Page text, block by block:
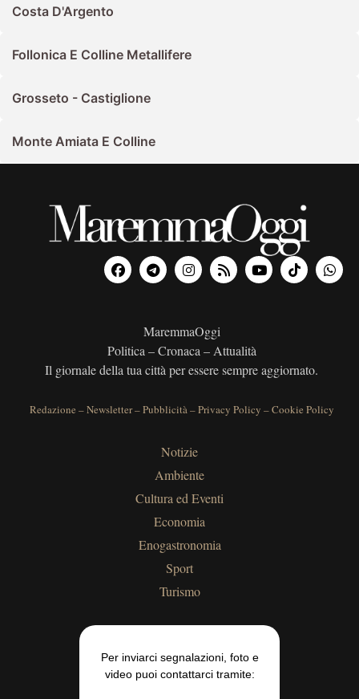
Costa D'Argento
Follonica E Colline Metallifere
Grosseto - Castiglione
Monte Amiata E Colline
MaremmaOggi
Politica – Cronaca – Attualità
Il giornale della tua città per essere sempre aggiornato.
Redazione –Newsletter–Pubblicità–Privacy Policy –Cookie Policy
Notizie
Ambiente
Cultura ed Eventi
Economia
Enogastronomia
Sport
Turismo
Per inviarci segnalazioni, foto e
video puoi contattarci tramite: